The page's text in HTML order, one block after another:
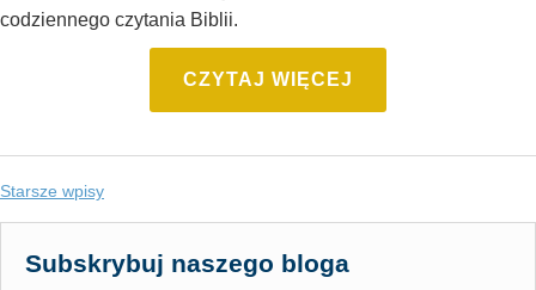
codziennego czytania Biblii.
CZYTAJ WIĘCEJ
Nawigacja
po
wpisach
Starsze wpisy
Subskrybuj naszego bloga